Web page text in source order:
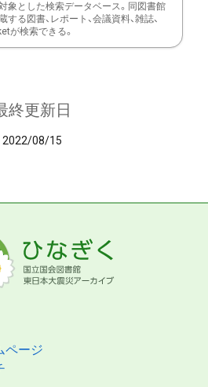
象とした検索データベース。同図書館
する図書、レポート、会議資料、雑誌、
が検索できる。
終更新日
2022/08/15
ページ